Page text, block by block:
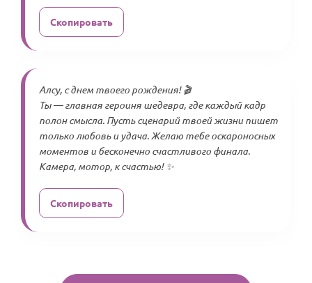
Скопировать
Алсу, с днем твоего рождения! 🎬
Ты — главная героиня шедевра, где каждый кадр
полон смысла. Пусть сценарий твоей жизни пишет
только любовь и удача. Желаю тебе оскароносных
моментов и бесконечно счастливого финала.
Камера, мотор, к счастью! ✨
Скопировать